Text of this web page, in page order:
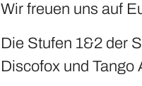
Wir freuen uns auf
Die Stufen 1&2 der
Discofox und Tango